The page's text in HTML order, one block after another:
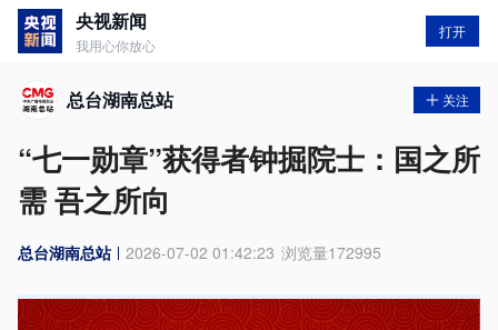
央视新闻
我用心你放心
打开
总台湖南总站 关注
“七一勋章”获得者钟掘院士：国之所
需 吾之所向
总台湖南总站 2026-07-02 01:42:23 浏览量172995